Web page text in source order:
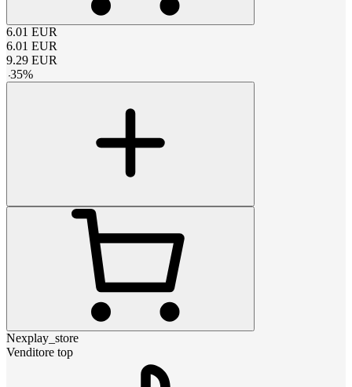
6.01 EUR
6.01 EUR
9.29 EUR
-35%
Nexplay_store
Venditore top